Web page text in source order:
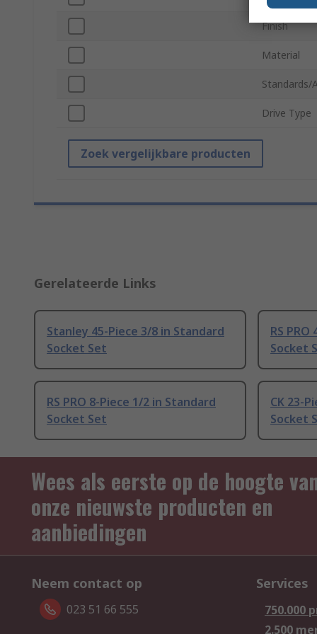
Finish
Material
Standards/
Drive Type
Zoek vergelijkbare producten
Gerelateerde Links
Stanley 45-Piece 3/8 in Standard
Socket Set
RS
Socket
RS PRO 8-Piece 1/2 in Standard
Socket Set
CK 23-
Socket
Wees als eerste op de hoogte
onze nieuwste producten en
aanbiedingen
Neem contact op
023 51 66 555
Services
750.000
2.500